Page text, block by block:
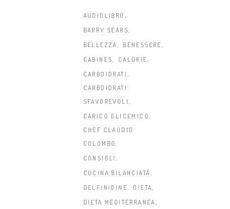
AUDIOLIBRO
BARRY SEARS
BELLEZZA
BENESSERE
CABINES
CALORIE
CARBOIDRATI
CARBOIDRATI
SFAVOREVOLI
CARICO GLICEMICO
CHEF CLAUDIO
COLOMBO
CONSIGLI
CUCINA BILANCIATA
DELFINIDINE
DIETA
DIETA MEDITERRANEA